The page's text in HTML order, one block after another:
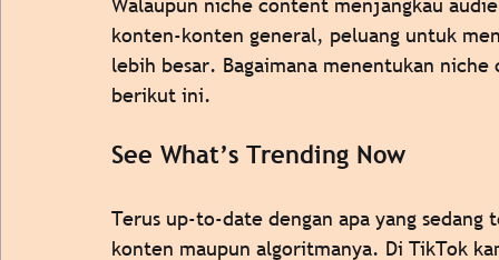
Walaupun niche content menjangkau
konten-konten general, peluang untuk
lebih besar. Bagaimana menentukan
berikut ini.
See What’s Trending Now
Terus up-to-date dengan apa yang
konten maupun algoritmanya. Di TikTok